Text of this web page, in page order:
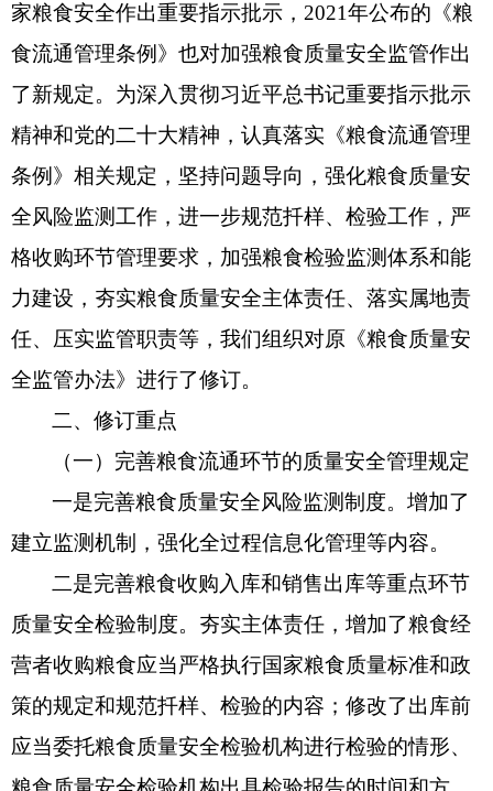
家粮食安全作出重要指示批示，2021年公布的《粮
食流通管理条例》也对加强粮食质量安全监管作出
了新规定。为深入贯彻习近平总书记重要指示批示
精神和党的二十大精神，认真落实《粮食流通管理
条例》相关规定，坚持问题导向，强化粮食质量安
全风险监测工作，进一步规范扦样、检验工作，严
格收购环节管理要求，加强粮食检验监测体系和能
力建设，夯实粮食质量安全主体责任、落实属地责
任、压实监管职责等，我们组织对原《粮食质量安
全监管办法》进行了修订。
二、修订重点
（一）完善粮食流通环节的质量安全管理规定
一是完善粮食质量安全风险监测制度。增加了
建立监测机制，强化全过程信息化管理等内容。
二是完善粮食收购入库和销售出库等重点环节
质量安全检验制度。夯实主体责任，增加了粮食经
营者收购粮食应当严格执行国家粮食质量标准和政
策的规定和规范扦样、检验的内容；修改了出库前
应当委托粮食质量安全检验机构进行检验的情形、